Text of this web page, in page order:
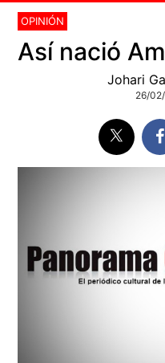
OPINIÓN
Así nació
Johari
26/